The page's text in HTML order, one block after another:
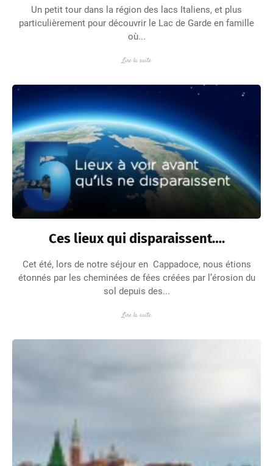
Un petit tour dans la région des lacs Italiens, et plus
particulièrement pour découvrir le Lac de Garde en famille
où...
Lire la suite
Ces lieux qui disparaissent….
Cet été, lors de notre séjour en Cappadoce, nous étions
étonnés par les cheminées de fées créées par l’érosion du
sol depuis des...
Lire la suite